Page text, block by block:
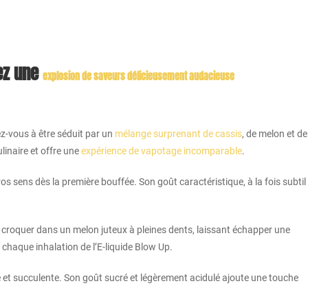
une explosion de saveurs délicieusement audacieuse
vous à être séduit par un mélange surprenant de cassis, de melon et de
et offre uneexpérience de vapotage incomparable.
sens dès la première bouffée. Son goût caractéristique, à la fois subtil
dans un melon juteux à pleines dents, laissant échapper une
inhalation de l’E-liquide Blow Up.
succulente. Son goût sucré et légèrement acidulé ajoute une touche